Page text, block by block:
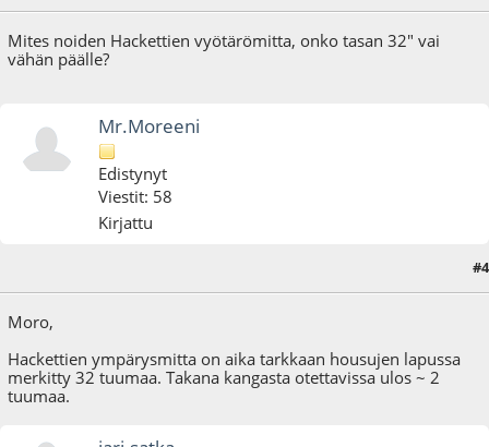
Mites noiden Hackettien vyötärömitta, onko tasan 32" vai
vähän päälle?
Mr.Moreeni
Edistynyt
Viestit: 58
Kirjattu
#4
Moro,
Hackettien ympärysmitta on aika tarkkaan housujen lapussa
merkitty 32 tuumaa. Takana kangasta otettavissa ulos ~ 2
tuumaa.